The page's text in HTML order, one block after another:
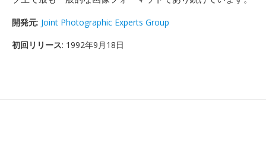
開発元: Joint Photographic Experts Group
初回リリース: 1992年9月18日